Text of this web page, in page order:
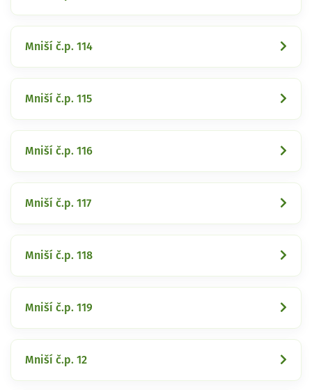
Mniší č.p. 114
Mniší č.p. 115
Mniší č.p. 116
Mniší č.p. 117
Mniší č.p. 118
Mniší č.p. 119
Mniší č.p. 12